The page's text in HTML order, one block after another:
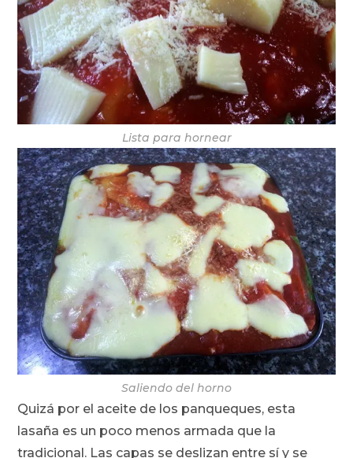
Lista para hornear
Saliendo del horno
Quizá por el aceite de los panqueques, esta
lasaña es un poco menos armada que la
tradicional. Las capas se deslizan entre sí y se